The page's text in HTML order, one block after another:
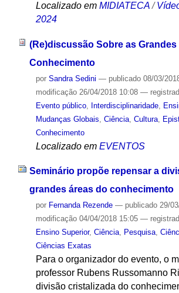
Localizado em MIDIATECA /
2024
(Re)discussão Sobre as
Conhecimento
por Sandra Sedini — publicado08/03/
modificação26/04/2018 10:08 —
Evento público, Interdisciplinaridade,
Mudanças Globais Ciência, Cultura,
Conhecimento
Localizado em EVENTOS
Seminário propõe repensar a
grandes áreas do conhecimento
por Fernanda Rezende — publicado29/
modificação04/04/2018 15:05 —
Ensino Superior, Ciência, Pesquisa,
Ciências Exatas
Para o organizador do evento, o
professor Rubens Russomanno
divisão cristalizada do